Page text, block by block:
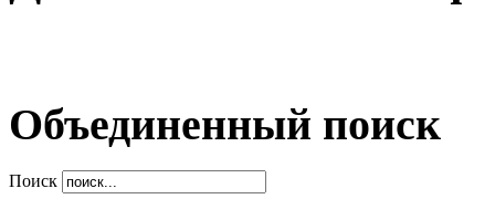
Объединенный поиск
Поиск